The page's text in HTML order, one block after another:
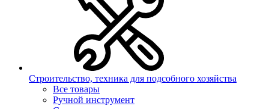
Строительство, техника для подсобного хозяйства
Все товары
Ручной инструмент